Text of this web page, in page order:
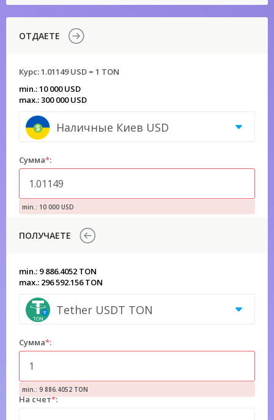
ОТДАЕТЕ
Курс:1.01149 USD = 1 TON
min.: 10 000 USD
max.: 300 000 USD
Наличные Киев USD
Сумма*:
min.: 10 000 USD
ПОЛУЧАЕТЕ
min.: 9 886.4052 TON
max.: 296 592.156 TON
Tether USDT TON
Сумма*:
min.: 9 886.4052 TON
На счет*: